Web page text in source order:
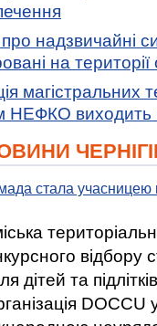
надзвичайні
на
магістральних
НЕФКО
стала учасницею
дітей та